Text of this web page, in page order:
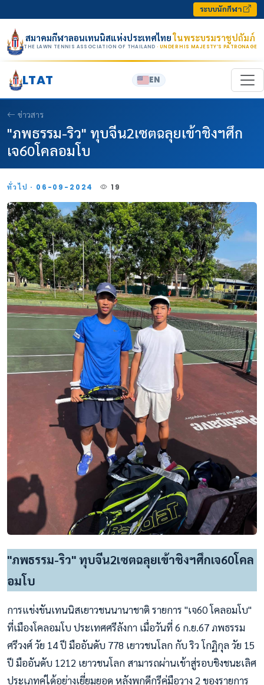
ระบบนักกีฬา
สมาคมกีฬาลอนเทนนิสแห่งประเทศไทยในพระบรมราชูปถัมภ์
THE LAWN TENNIS ASSOCIATION OF THAILAND · UNDER HIS MAJESTY’S PATRONAGE
LTAT EN
ข่าวสาร
"ภพธรรม-ริว" ทุบจีน2เซตฉลุยเข้าชิงฯศึก
เจ60โคลอมโบ
ทั่วไป · 06-09-2024 19
"ภพธรรม-ริว" ทุบจีน2เซตฉลุยเข้าชิงฯศึกเจ60โคล
อมโบ
การแข่งขันเทนนิสเยาวชนนานาชาติ รายการ "เจ60 โคลอมโบ"
ที่เมืองโคลอมโบ ประเทศศรีลังกา เมื่อวันที่ 6 ก.ย.67 ภพธรรม
ศรีวงศ์ วัย 14 ปี มืออันดับ 778 เยาวชนโลก กับ ริว โกฏิกุล วัย 15
ปี มืออันดับ 1212 เยาวชนโลก สามารถผ่านเข้าสู่รอบชิงชนะเลิศ
ประเภทคู่ได้อย่างเยี่ยมยอด หลังพกดีกรีคู่มือวาง 2 ของรายการ